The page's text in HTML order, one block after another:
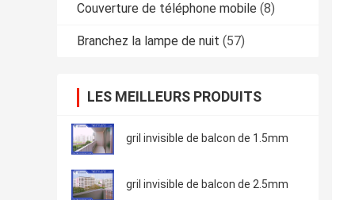
Couverture de téléphone mobile (8)
Branchez la lampe de nuit (57)
LES MEILLEURS PRODUITS
gril invisible de balcon de 1.5mm
gril invisible de balcon de 2.5mm